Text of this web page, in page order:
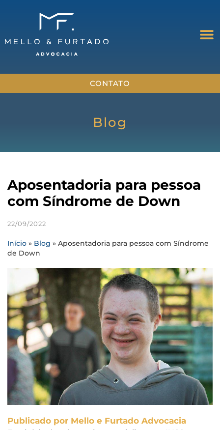
CONTATO
Blog
Aposentadoria para pessoa
com Síndrome de Down
22/09/2022
Início » Blog » Aposentadoria para pessoa com Síndrome
de Down
Publicado por Mello e Furtado Advocacia